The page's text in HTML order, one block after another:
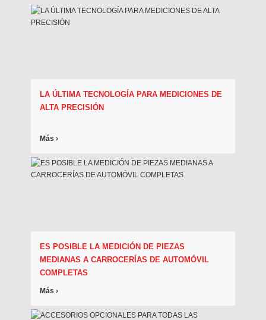
LA ÚLTIMA TECNOLOGÍA PARA MEDICIONES DE
ALTA PRECISIÓN
Más ›
ES POSIBLE LA MEDICIÓN DE PIEZAS
MEDIANAS A CARROCERÍAS DE AUTOMÓVIL
COMPLETAS
Más ›